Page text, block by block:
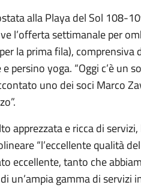
alla Playa del Sol 108-
l’offerta settimanale per
la prima fila), comprensiva
persino yoga. “Oggi c’è un
uno dei soci Marco
apprezzata e ricca di
“l’eccellente qualità
eccellente, tanto che
un’ampia gamma di servizi